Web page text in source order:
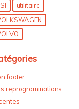
utilitaire
footer
reprogrammations